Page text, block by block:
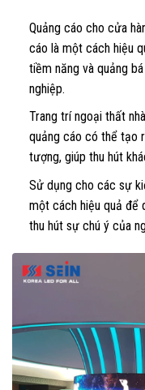
Quảng cáo cho cửa
cáo là một cách hiệu
tiềm năng và quảng
nghiệp.
Trang trí ngoại thất
quảng cáo có thể tạo
tượng, giúp thu hút
Sử dụng cho các sự
một cách hiệu quả để
thu hút sự chú ý của